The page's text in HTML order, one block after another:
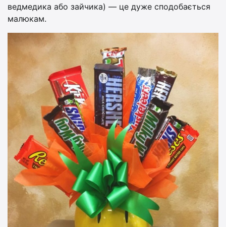
ведмедика або зайчика) — це дуже сподобається
малюкам.